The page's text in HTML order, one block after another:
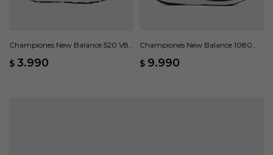
Championes New Balance 520 V8 -
$ 3.990
Championes New Balance 1080
$ 9.990